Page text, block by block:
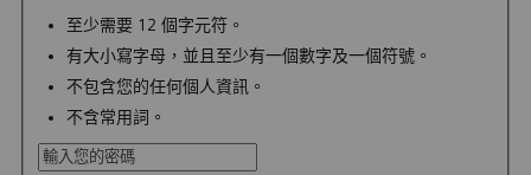
至少需要 12 個字元符。
有大小寫字母，並且至少有一個數字及一個符號。
不包含您的任何個人資訊。
不含常用詞。